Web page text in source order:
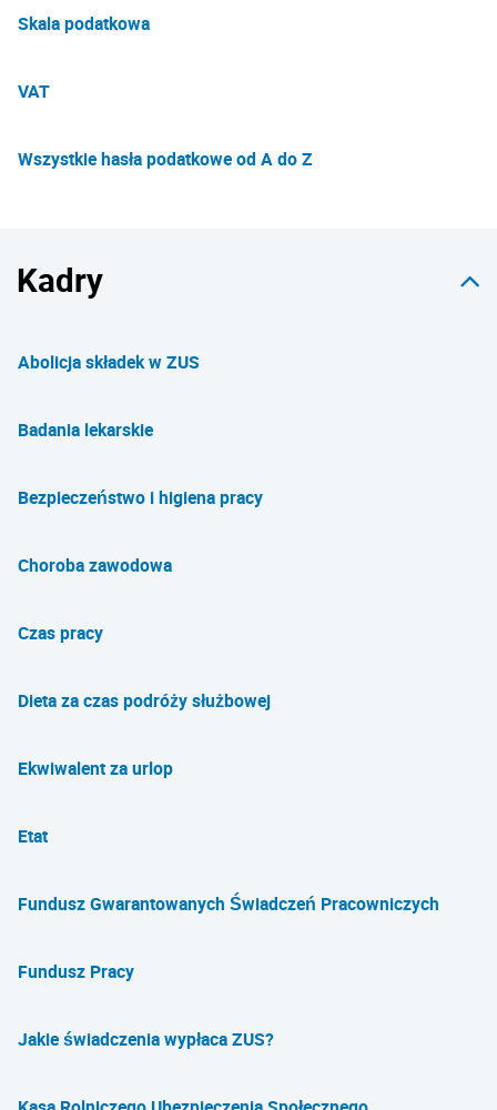
Skala podatkowa
VAT
Wszystkie hasła podatkowe od A do Z
Kadry
Abolicja składek w ZUS
Badania lekarskie
Bezpieczeństwo i higiena pracy
Choroba zawodowa
Czas pracy
Dieta za czas podróży służbowej
Ekwiwalent za urlop
Etat
Fundusz Gwarantowanych Świadczeń Pracowniczych
Fundusz Pracy
Jakie świadczenia wypłaca ZUS?